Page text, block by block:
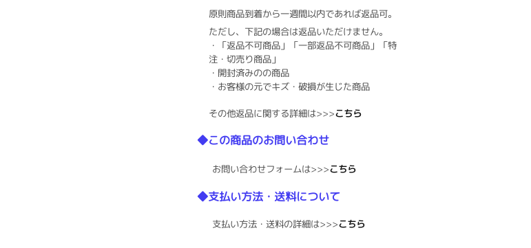
原則商品到着から一週間以内であれば返品可。
ただし、下記の場合は返品いただけません。
・「返品不可商品」「一部返品不可商品」「特
注・切売り商品」
・開封済みのの商品
・お客様の元でキズ・破損が生じた商品
その他返品に関する詳細は>>>こちら
◆この商品のお問い合わせ
お問い合わせフォームは>>>こちら
◆支払い方法・送料について
支払い方法・送料の詳細は>>>こちら